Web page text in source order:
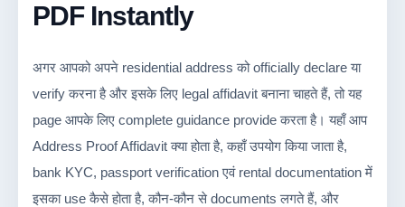
PDF Instantly
अगर आपको अपने residential address को officially declare या
verify करना है और इसके लिए legal affidavit बनाना चाहते हैं, तो यह
page आपके लिए complete guidance provide करता है। यहाँ आप
Address Proof Affidavit क्या होता है, कहाँ उपयोग किया जाता है,
bank KYC, passport verification एवं rental documentation में
इसका use कैसे होता है, कौन-कौन से documents लगते हैं, और